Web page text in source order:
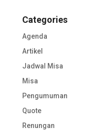
Categories
Agenda
Artikel
Jadwal Misa
Misa
Pengumuman
Quote
Renungan